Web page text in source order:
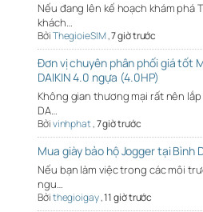
Nếu đang lên kế hoạch khám phá
khách…
BởiThegioieSIM,7 giờ trước
Đơn vị chuyên phân phối giá tốt
DAIKIN 4.0 ngựa (4.0HP)
Không gian thương mại rất nên
DA…
Bởivinhphat,7 giờ trước
Mua giày bảo hộ Jogger tại Bình
Nếu bạn làm việc trong các môi
ngu…
Bởithegioigay,11 giờ trước